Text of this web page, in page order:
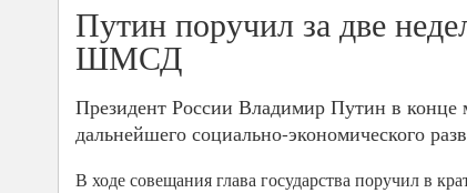
Путин поручил за две
ШМСД
Президент России Владимир Путин в
дальнейшего социально-экономического
В ходе совещания глава государства поручил в